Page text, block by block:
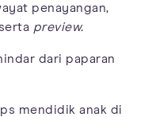
penayangan,
preview.
dari paparan
mendidik anak di